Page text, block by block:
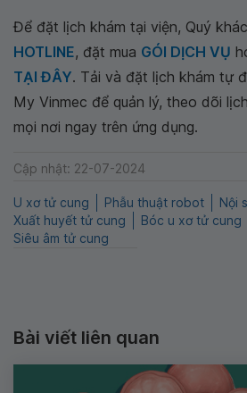
Để đặt lịch khám tại viện, Quý
HOTLINE, đặt mua GÓI DỊCH VỤ
TẠI ĐÂY. Tải và đặt lịch khám tự
My Vinmec để quản lý, theo dõi
mọi nơi ngay trên ứng dụng.
Cập nhật: 22-07-2024
U xơ tử cung Phẫu thuật robot
Nội
Xuất huyết tử cung
Bóc u xơ tử cung
Siêu âm tử cung
Bài viết liên quan